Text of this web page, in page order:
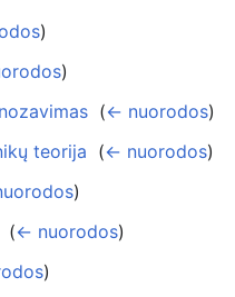
)
)
(← nuorodos)
teorija (← nuorodos)
)
(← nuorodos)
)